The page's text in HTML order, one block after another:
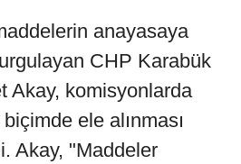
anayasaya
CHP Karabük
Akay, komisyonlarda
ele alınması
Akay, "Maddeler